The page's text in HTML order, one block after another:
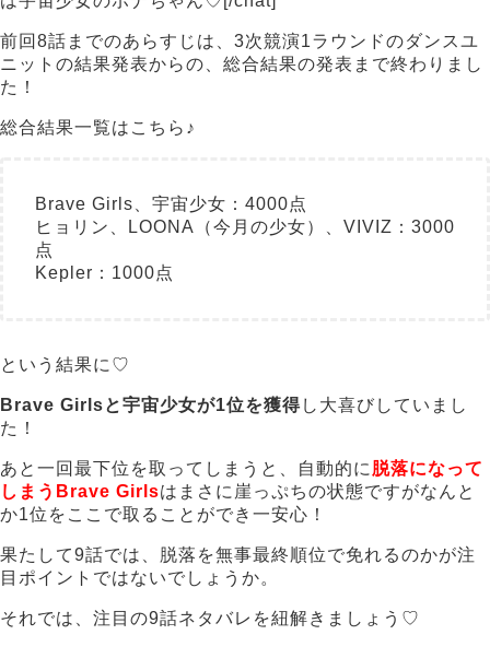
前回8話までのあらすじは、3次競演1ラウンドのダンスユ
ニットの結果発表からの、総合結果の発表まで終わりまし
た！
総合結果一覧はこちら♪
Brave Girls、宇宙少女：4000点
ヒョリン、LOONA（今月の少女）、VIVIZ：3000
点
Kepler：1000点
という結果に♡
Brave Girlsと宇宙少女が1位を獲得し大喜びしていまし
た！
あと一回最下位を取ってしまうと、自動的に 脱落になって
しまうBrave Girlsはまさに崖っぷちの状態ですがなんと
か1位をここで取ることができ一安心！
果たして9話では、脱落を無事最終順位で免れるのかが注
目ポイントではないでしょうか。
それでは、注目の9話ネタバレを紐解きましょう♡